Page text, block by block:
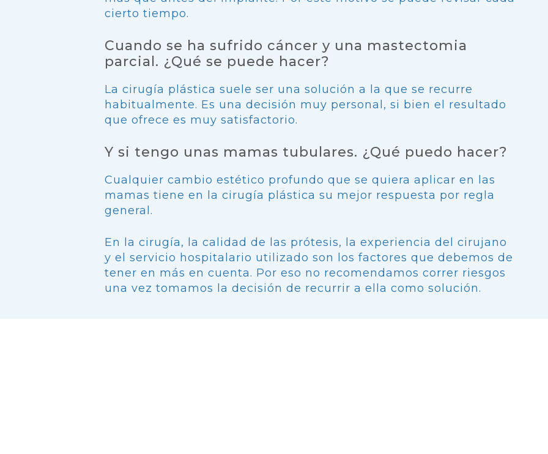
cierto tiempo.
Cuando se ha sufrido cáncer y una mastectomia
parcial. ¿Qué se puede hacer?
La cirugía plástica suele ser una solución a la que se recurre
habitualmente. Es una decisión muy personal, si bien el resultado
que ofrece es muy satisfactorio.
Y si tengo unas mamas tubulares. ¿Qué puedo hacer?
Cualquier cambio estético profundo que se quiera aplicar en las
mamas tiene en la cirugía plástica su mejor respuesta por regla
general.
En la cirugía, la calidad de las prótesis, la experiencia del cirujano
y el servicio hospitalario utilizado son los factores que debemos de
tener en más en cuenta. Por eso no recomendamos correr riesgos
una vez tomamos la decisión de recurrir a ella como solución.